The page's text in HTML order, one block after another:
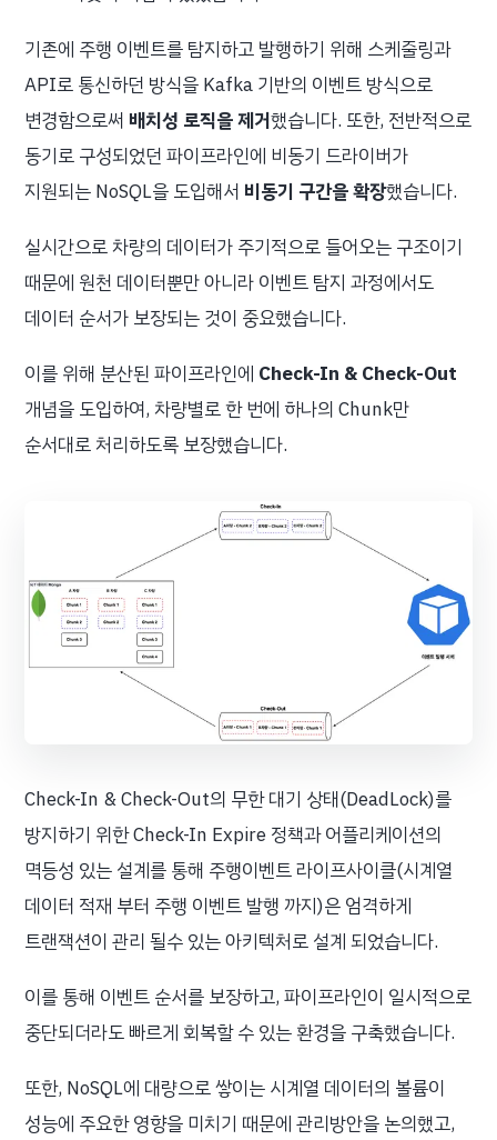
기존에 주행 이벤트를 탐지하고 발행하기 위해 스케줄링과
API로 통신하던 방식을 Kafka 기반의 이벤트 방식으로
변경함으로써 배치성 로직을 제거했습니다. 또한, 전반적으로
동기로 구성되었던 파이프라인에 비동기 드라이버가
지원되는 NoSQL을 도입해서 비동기 구간을 확장했습니다.
실시간으로 차량의 데이터가 주기적으로 들어오는 구조이기
때문에 원천 데이터뿐만 아니라 이벤트 탐지 과정에서도
데이터 순서가 보장되는 것이 중요했습니다.
이를 위해 분산된 파이프라인에 Check-In & Check-Out
개념을 도입하여, 차량별로 한 번에 하나의 Chunk만
순서대로 처리하도록 보장했습니다.
Check-In & Check-Out의 무한 대기 상태(DeadLock)를
방지하기 위한 Check-In Expire 정책과 어플리케이션의
멱등성 있는 설계를 통해 주행이벤트 라이프사이클(시계열
데이터 적재 부터 주행 이벤트 발행 까지)은 엄격하게
트랜잭션이 관리 될수 있는 아키텍처로 설계 되었습니다.
이를 통해 이벤트 순서를 보장하고, 파이프라인이 일시적으로
중단되더라도 빠르게 회복할 수 있는 환경을 구축했습니다.
또한, NoSQL에 대량으로 쌓이는 시계열 데이터의 볼륨이
성능에 주요한 영향을 미치기 때문에 관리방안을 논의했고,